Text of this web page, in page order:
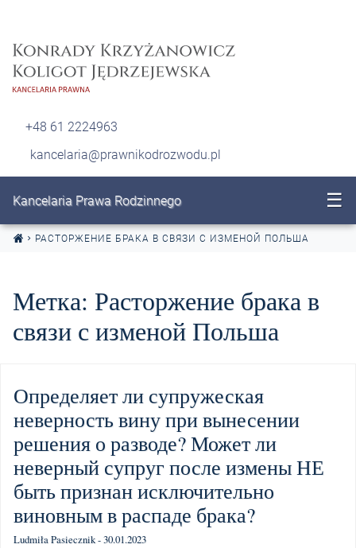
+48 61 2224963
kancelaria@prawnikodrozwodu.pl
Kancelaria Prawa Rodzinnego ☰
РАСТОРЖЕНИЕ БРАКА В СВЯЗИ С ИЗМЕНОЙ ПОЛЬША
Метка: Расторжение брака в
связи с изменой Польша
Определяет ли супружеская
неверность вину при вынесении
решения о разводе? Может ли
неверный супруг после измены НЕ
быть признан исключительно
виновным в распаде брака?
Ludmiła Pasiecznik - 30.01.2023